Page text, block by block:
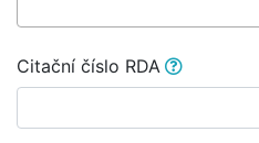
Citační číslo RDA